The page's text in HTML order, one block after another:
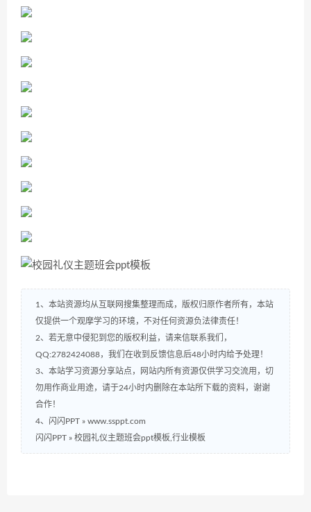
1、本站资源均从互联网搜集整理而成，版权归原作者所有，本站
仅提供一个观摩学习的环境，不对任何资源负法律责任！
2、若无意中侵犯到您的版权利益，请来信联系我们，
QQ:2782424088，我们在收到反馈信息后48小时内给予处理！
3、本站学习资源分享站点，网站内所有资源仅供学习交流用，切
勿用作商业用途，请于24小时内删除在本站所下载的资料，谢谢
合作！
4、闪闪PPT » www.ssppt.com
闪闪PPT » 校园礼仪主题班会ppt模板,行业模板